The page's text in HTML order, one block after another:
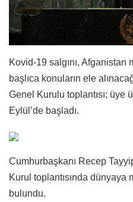
Kovid-19 salgını,
başlıca konuların ele
Genel Kurulu toplantısı; üye
Eylül’de başladı.
Cumhurbaşkanı Recep
Kurul toplantısında dünyaya
bulundu.